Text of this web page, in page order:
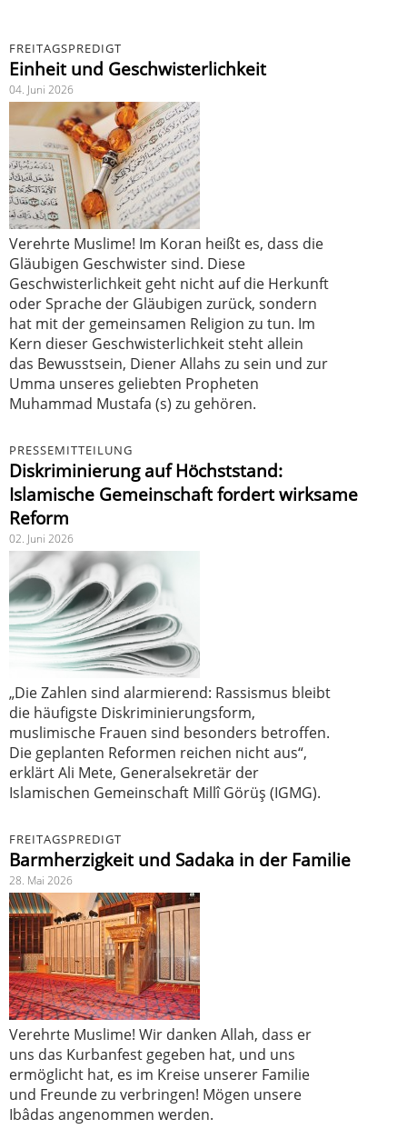
FREITAGSPREDIGT
Einheit und Geschwisterlichkeit
04. Juni 2026
Verehrte Muslime! Im Koran heißt es, dass die
Gläubigen Geschwister sind. Diese
Geschwisterlichkeit geht nicht auf die Herkunft
oder Sprache der Gläubigen zurück, sondern
hat mit der gemeinsamen Religion zu tun. Im
Kern dieser Geschwisterlichkeit steht allein
das Bewusstsein, Diener Allahs zu sein und zur
Umma unseres geliebten Propheten
Muhammad Mustafa (s) zu gehören.
PRESSEMITTEILUNG
Diskriminierung auf Höchststand:
Islamische Gemeinschaft fordert wirksame
Reform
02. Juni 2026
„Die Zahlen sind alarmierend: Rassismus bleibt
die häufigste Diskriminierungsform,
muslimische Frauen sind besonders betroffen.
Die geplanten Reformen reichen nicht aus“,
erklärt Ali Mete, Generalsekretär der
Islamischen Gemeinschaft Millî Görüş (IGMG).
FREITAGSPREDIGT
Barmherzigkeit und Sadaka in der Familie
28. Mai 2026
Verehrte Muslime! Wir danken Allah, dass er
uns das Kurbanfest gegeben hat, und uns
ermöglicht hat, es im Kreise unserer Familie
und Freunde zu verbringen! Mögen unsere
Ibâdas angenommen werden.